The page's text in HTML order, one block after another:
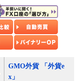
GMO外貨 「外貨e
x」